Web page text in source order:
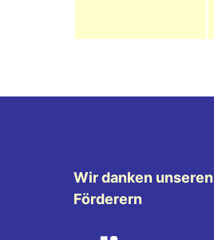
Wir danken unseren
Förderern